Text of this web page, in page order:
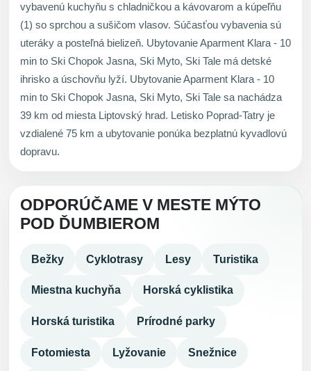
vybavenú kuchyňu s chladničkou a kávovarom a kúpeľňu
(1) so sprchou a sušičom vlasov. Súčasťou vybavenia sú
uteráky a posteľná bielizeň. Ubytovanie Aparment Klara - 10
min to Ski Chopok Jasna, Ski Myto, Ski Tale má detské
ihrisko a úschovňu lyží. Ubytovanie Aparment Klara - 10
min to Ski Chopok Jasna, Ski Myto, Ski Tale sa nachádza
39 km od miesta Liptovský hrad. Letisko Poprad-Tatry je
vzdialené 75 km a ubytovanie ponúka bezplatnú kyvadlovú
dopravu.
ODPORÚČAME V MESTE MÝTO
POD ĎUMBIEROM
Bežky Cyklotrasy Lesy Turistika
Miestna kuchyňa Horská cyklistika
Horská turistika Prírodné parky
Fotomiesta Lyžovanie Snežnice